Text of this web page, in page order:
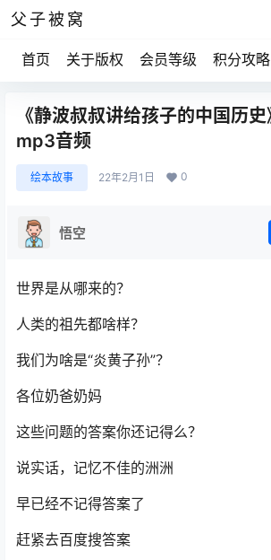
父子被窝
首页 关于版权 会员等级 积分攻略
《静波叔叔讲给孩子的中国历
mp3音频
绘本故事 22年2月1日 0
悟空
世界是从哪来的？
人类的祖先都啥样？
我们为啥是“炎黄子孙”？
各位奶爸奶妈
这些问题的答案你还记得么？
说实话，记忆不佳的洲洲
早已经不记得答案了
赶紧去百度搜答案